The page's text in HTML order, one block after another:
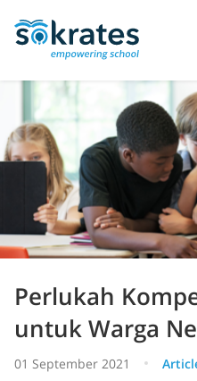
Perlukah
untuk Warga
01 September 2021